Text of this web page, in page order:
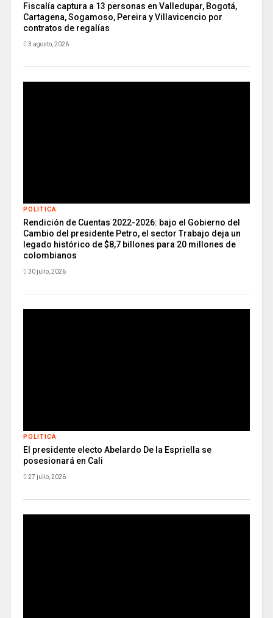
Fiscalía captura a 13 personas en Valledupar, Bogotá,
Cartagena, Sogamoso, Pereira y Villavicencio por
contratos de regalías
3 agosto, 2026
POLITICA
Rendición de Cuentas 2022-2026: bajo el Gobierno del
Cambio del presidente Petro, el sector Trabajo deja un
legado histórico de $8,7 billones para 20 millones de
colombianos
30 julio, 2026
POLITICA
El presidente electo Abelardo De la Espriella se
posesionará en Cali
27 julio, 2026